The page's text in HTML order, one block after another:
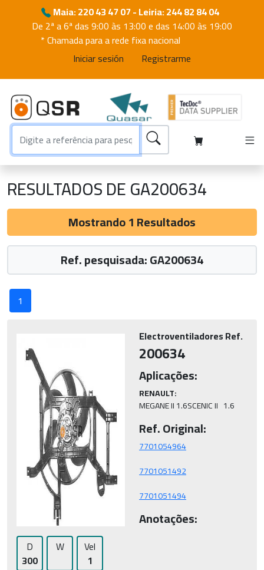
Maia: 220 43 47 07 - Leiria: 244 82 84 04
De 2ª a 6ª das 9:00 às 13:00 e das 14:00 às 19:00
* Chamada para a rede fixa nacional
Iniciar sesión
Registrarme
RESULTADOS DE GA200634
Mostrando 1 Resultados
Ref. pesquisada: GA200634
1
D
300
W
Vel
1
Electroventiladores Ref.
200634
Aplicações:
RENAULT:
MEGANE II 1.6SCENIC II   1.6
Ref. Original:
7701051494
Anotações: